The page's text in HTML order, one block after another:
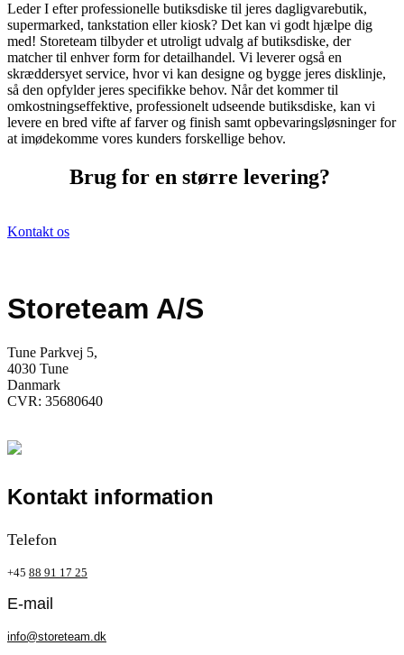
Leder I efter professionelle butiksdiske til jeres dagligvarebutik,
supermarked, tankstation eller kiosk? Det kan vi godt hjælpe dig
med! Storeteam tilbyder et utroligt udvalg af butiksdiske, der
matcher til enhver form for detailhandel. Vi leverer også en
skræddersyet service, hvor vi kan designe og bygge jeres disklinje,
så den opfylder jeres specifikke behov. Når det kommer til
omkostningseffektive, professionelt udseende butiksdiske, kan vi
levere en bred vifte af farver og finish samt opbevaringsløsninger for
at imødekomme vores kunders forskellige behov.
Brug for en større levering?
Kontakt os
Storeteam A/S
Tune Parkvej 5,
4030 Tune
Danmark
CVR: 35680640
Kontakt information
Telefon
+45 88 91 17 25
E-mail
info@storeteam.dk